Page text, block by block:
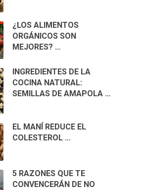
¿LOS ALIMENTOS
ORGÁNICOS SON
MEJORES? …
INGREDIENTES DE LA
COCINA NATURAL:
SEMILLAS DE AMAPOLA …
EL MANÍ REDUCE EL
COLESTEROL …
5 RAZONES QUE TE
CONVENCERÁN DE NO